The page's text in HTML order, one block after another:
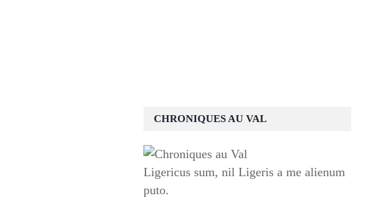
CHRONIQUES AU VAL
Ligericus sum, nil Ligeris a me alienum
puto.